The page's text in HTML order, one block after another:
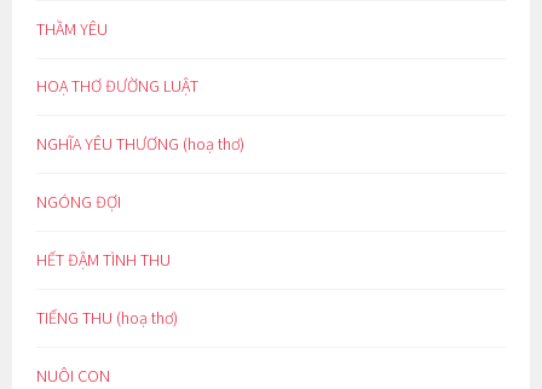
THẦM YÊU
HOẠ THƠ ĐƯỜNG LUẬT
NGHĨA YÊU THƯƠNG (hoạ thơ)
NGÓNG ĐỢI
HẾT ĐẬM TÌNH THU
TIẾNG THU (hoạ thơ)
NUÔI CON